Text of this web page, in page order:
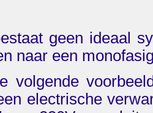
geen ideaal
naar een
volgende
electrische